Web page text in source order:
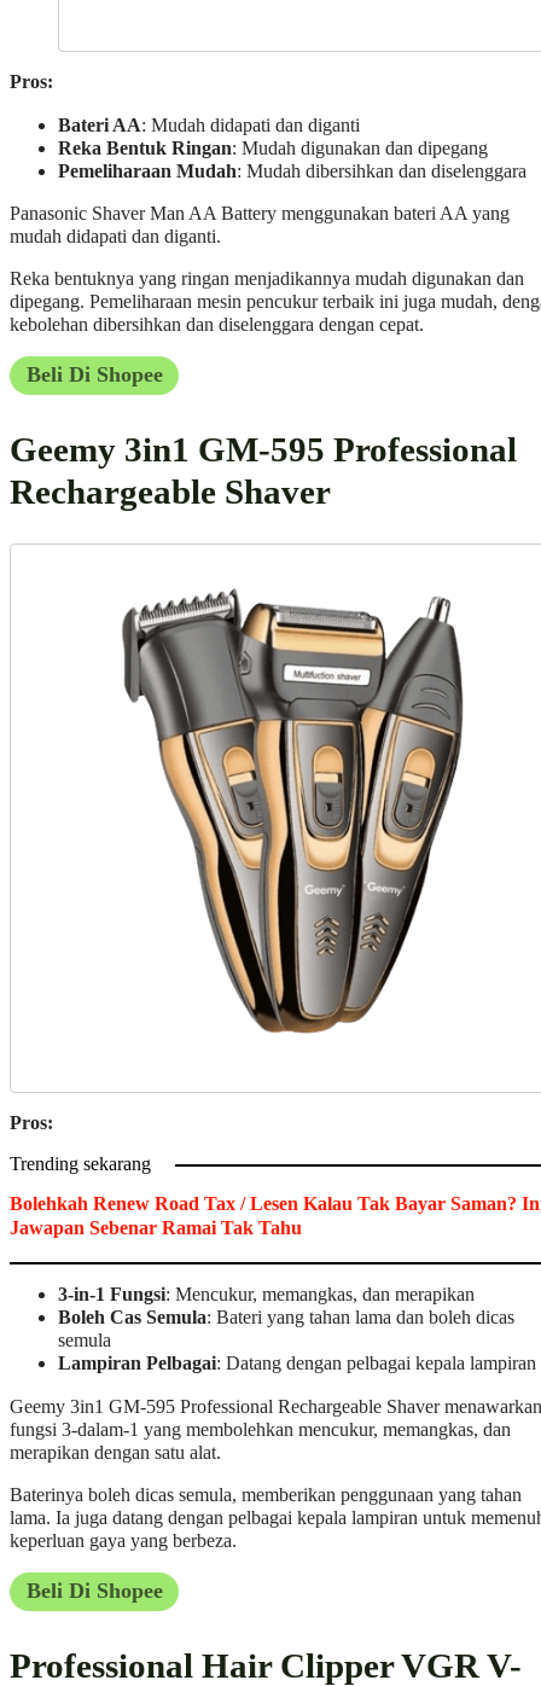
Pros:
Bateri AA: Mudah didapati dan diganti
Reka Bentuk Ringan: Mudah digunakan dan dipegang
Pemeliharaan Mudah: Mudah dibersihkan dan diselenggara
Panasonic Shaver Man AA Battery menggunakan bateri AA yang
mudah didapati dan diganti.
Reka bentuknya yang ringan menjadikannya mudah digunakan dan
dipegang. Pemeliharaan mesin pencukur terbaik ini juga mudah,
kebolehan dibersihkan dan diselenggara dengan cepat.
Beli Di Shopee
Geemy 3in1 GM-595 Professional
Rechargeable Shaver
Pros:
Trending sekarang
Bolehkah Renew Road Tax / Lesen Kalau Tak Bayar Saman?
Jawapan Sebenar Ramai Tak Tahu
3-in-1 Fungsi: Mencukur, memangkas, dan merapikan
Boleh Cas Semula: Bateri yang tahan lama dan boleh dicas
semula
Lampiran Pelbagai: Datang dengan pelbagai kepala lampiran
Geemy 3in1 GM-595 Professional Rechargeable Shaver menawarkan
fungsi 3-dalam-1 yang membolehkan mencukur, memangkas, dan
merapikan dengan satu alat.
Baterinya boleh dicas semula, memberikan penggunaan yang tahan
lama. Ia juga datang dengan pelbagai kepala lampiran untuk
keperluan gaya yang berbeza.
Beli Di Shopee
Professional Hair Clipper VGR V-